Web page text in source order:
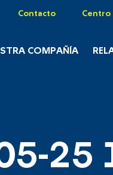
Contacto Centro
COMPAÑÍA
25